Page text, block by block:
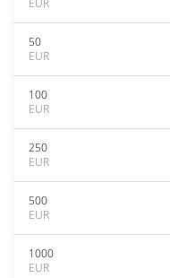
EUR
50
EUR
100
EUR
250
EUR
500
EUR
1000
EUR